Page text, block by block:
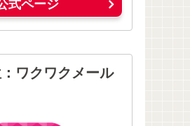
式ページ
ワクワクメール